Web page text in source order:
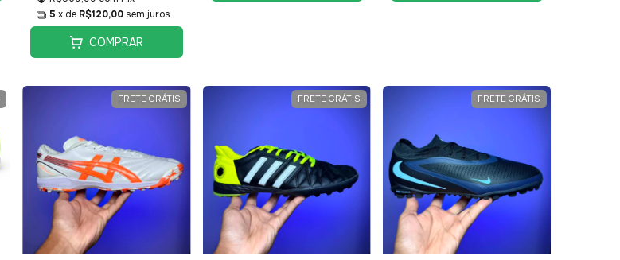
5 x de R$120,00 sem juros
COMPRAR
FRETE GRÁTIS FRETE GRÁTIS FRETE GRÁTIS